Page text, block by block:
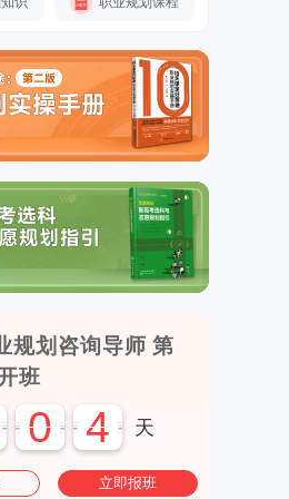
规划咨询导师 第
班
0 4 天
立即报班